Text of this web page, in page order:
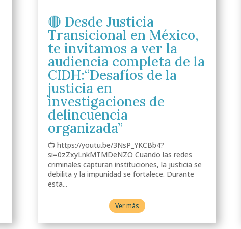
🔴 Desde Justicia
Transicional en México,
te invitamos a ver la
audiencia completa de la
CIDH:“Desafíos de la
justicia en
investigaciones de
delincuencia
organizada”
📺 https://youtu.be/3NsP_YKCBb4?
si=0zZxyLnkMTMDeNZO Cuando las redes
criminales capturan instituciones, la justicia se
debilita y la impunidad se fortalece. Durante
esta...
Ver más